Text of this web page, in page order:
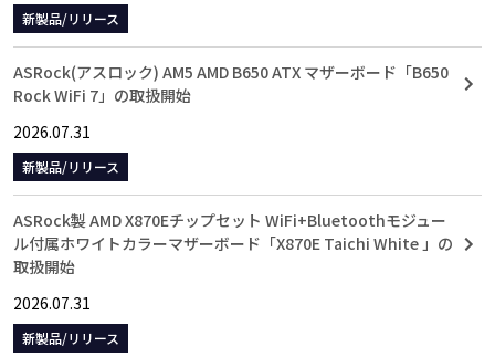
新製品/リリース
ASRock(アスロック) AM5 AMD B650 ATX マザーボード「B650
Rock WiFi 7」の取扱開始
2026.07.31
新製品/リリース
ASRock製 AMD X870Eチップセット WiFi+Bluetoothモジュー
ル付属ホワイトカラーマザーボード「X870E Taichi White 」の
取扱開始
2026.07.31
新製品/リリース